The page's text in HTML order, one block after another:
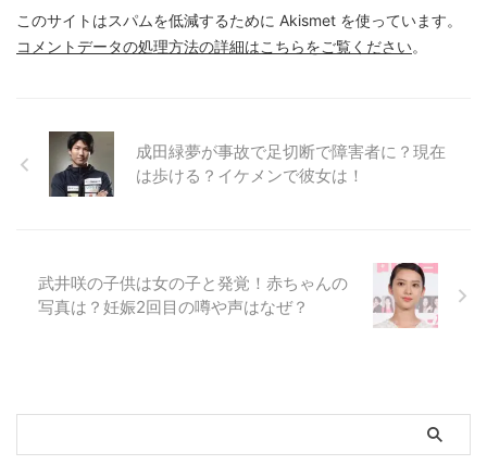
このサイトはスパムを低減するために Akismet を使っています。
コメントデータの処理方法の詳細はこちらをご覧ください。
成田緑夢が事故で足切断で障害者に？現在
は歩ける？イケメンで彼女は！
武井咲の子供は女の子と発覚！赤ちゃんの
写真は？妊娠2回目の噂や声はなぜ？